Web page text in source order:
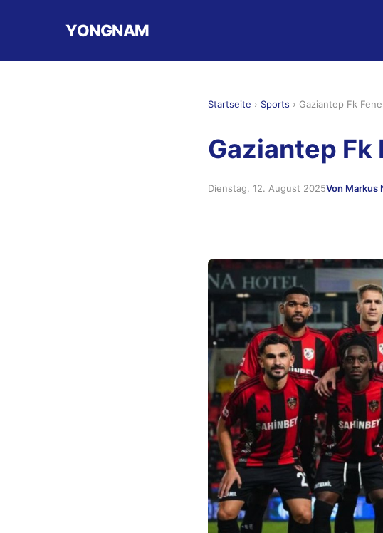
YONGNAM
Startseite › Sports › Gaziantep Fk
Gaziantep Fk
Dienstag, 12. August 2025Von Markus